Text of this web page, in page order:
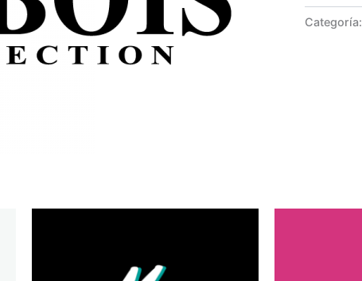
Categoría: